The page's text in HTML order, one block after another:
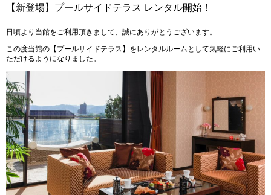
【新登場】プールサイドテラス レンタル開始！
日頃より当館をご利用頂きまして、誠にありがとうございます。
この度当館の【プールサイドテラス】をレンタルルームとして気軽にご利用い
ただけるようになりました。